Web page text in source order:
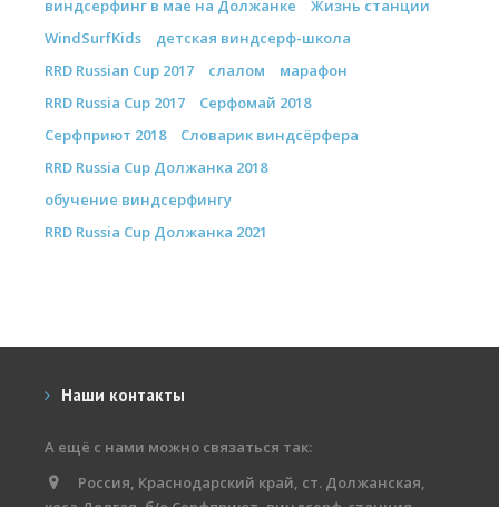
виндсерфинг в мае на Должанке
Жизнь станции
WindSurfKids
детская виндсерф-школа
RRD Russian Cup 2017
слалом
марафон
RRD Russia Cup 2017
Серфомай 2018
Серфприют 2018
Словарик виндсёрфера
RRD Russia Cup Должанка 2018
обучение виндсерфингу
RRD Russia Cup Должанка 2021
Наши контакты
А ещё с нами можно связаться так:
Россия, Краснодарский край, ст. Должанская,